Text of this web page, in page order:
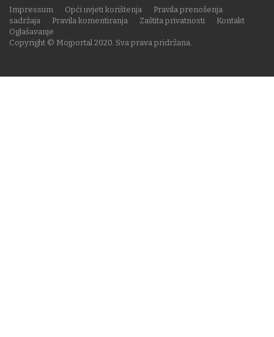
Copyright © Mojportal 2020. Sva prava pridržana.
Impressum Opći uvjeti korištenja
Pravila prenošenja
sadržaja
Pravila komentiranja Zaštita privatnosti
Kontakt
Oglašavanje